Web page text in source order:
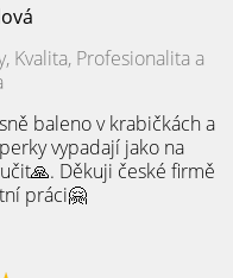
Kvalita, Profesionalita a
baleno v krabičkách a
vypadají jako na
Děkuji české firmě
práci🤗